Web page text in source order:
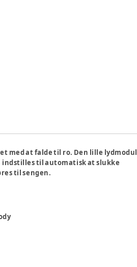
med at falde til ro. Den lille lydmodul
indstilles til automatisk at slukke
til sengen.